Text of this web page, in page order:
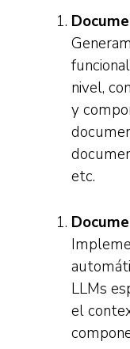
nivel,
y
etc.
LLMs
el